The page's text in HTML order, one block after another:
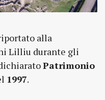
alla
Lilliu durante gli
Patrimonio
1997.